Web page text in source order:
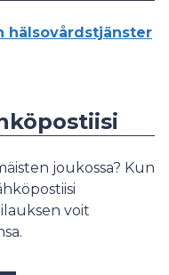
hälsovårdstjänster
joukossa? Kun
voit